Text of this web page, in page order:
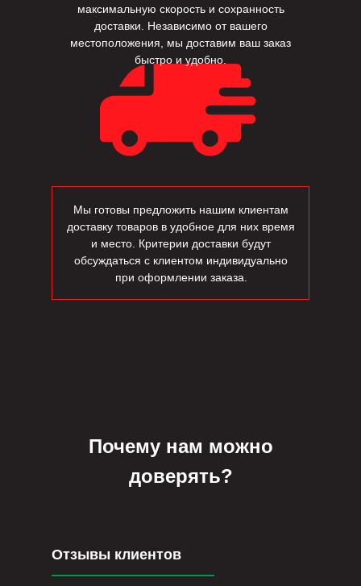
Мы готовы предложить нашим клиентам
доставку товаров в удобное для них время
и место. Критерии доставки будут
обсуждаться с клиентом индивидуально
при оформлении заказа.
максимальную скорость и сохранность
доставки. Независимо от вашего
местоположения, мы доставим ваш заказ
быстро и удобно.
Почему нам можно
доверять?
Отзывы клиентов